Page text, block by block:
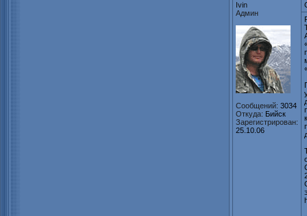
Ivin
Админ
Сообщений: 3034
Откуда: Бийск
Зарегистрирован:
25.10.06